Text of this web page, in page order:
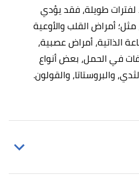
طويلة، فقد يؤدي
أمراض القلب والأوعية
الذاتية، أمراض عصبية،
في الحمل، بعض أنواع
والبروستاتا، والقولون.